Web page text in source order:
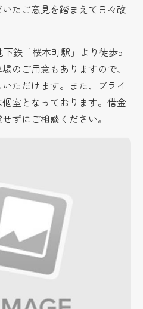
たご意見を踏まえて日々改
鉄「桜木町駅」より徒歩5
のご用意もありますので、
ただけます。また、プライ
室となっております。借金
ずにご相談ください。